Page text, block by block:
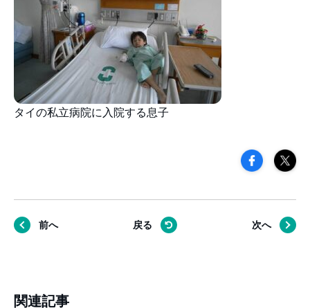
タイの私立病院に入院する息子
前へ 戻る 次へ
関連記事